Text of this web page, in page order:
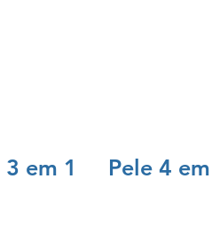
3 em 1 Pele 4